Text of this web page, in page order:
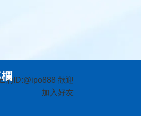
的ID:@ipo888 歡迎
加入好友